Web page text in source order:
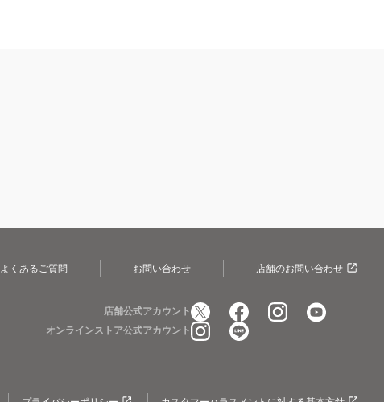
よくあるご質問 お問い合わせ 店舗のお問い合わせ
店舗公式アカウント
オンラインストア公式アカウント